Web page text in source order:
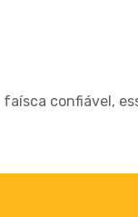
confiável,